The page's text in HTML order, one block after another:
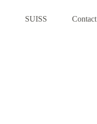
SUISS Contact